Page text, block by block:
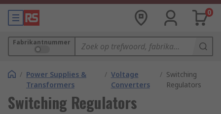
0
Fabrikantnummer
/ Power Supplies &
Transformers
/ Voltage
Converters
/ Switching
Regulators
Switching Regulators